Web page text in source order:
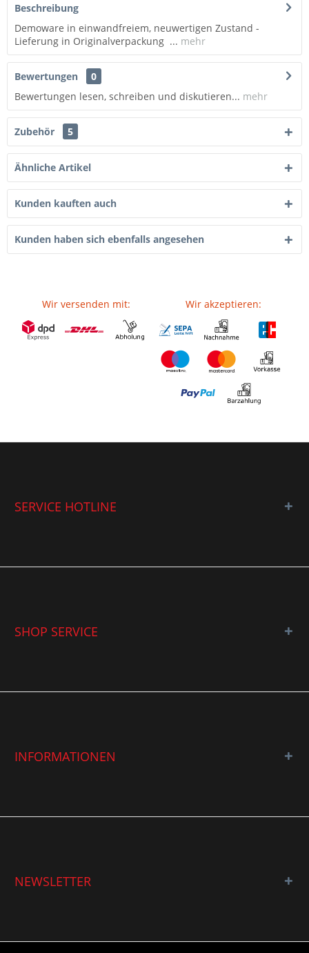
Beschreibung
Demoware in einwandfreiem, neuwertigen Zustand -
Lieferung in Originalverpackung ... mehr
Bewertungen
0
Bewertungen lesen, schreiben und diskutieren... mehr
Zubehör 5
Ähnliche Artikel
Kunden kauften auch
Kunden haben sich ebenfalls angesehen
Wir versenden mit: Wir akzeptieren:
SERVICE HOTLINE
SHOP SERVICE
INFORMATIONEN
NEWSLETTER